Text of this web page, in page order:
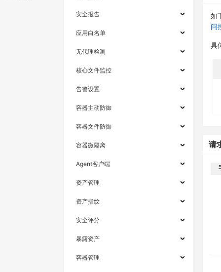
安全报告
应用白名单
无代理检测
核心文件监控
告警设置
容器主动防御
容器文件防御
容器微隔离
Agent客户端
资产管理
资产指纹
安全评分
暴露资产
容器管理
如
问
具
请